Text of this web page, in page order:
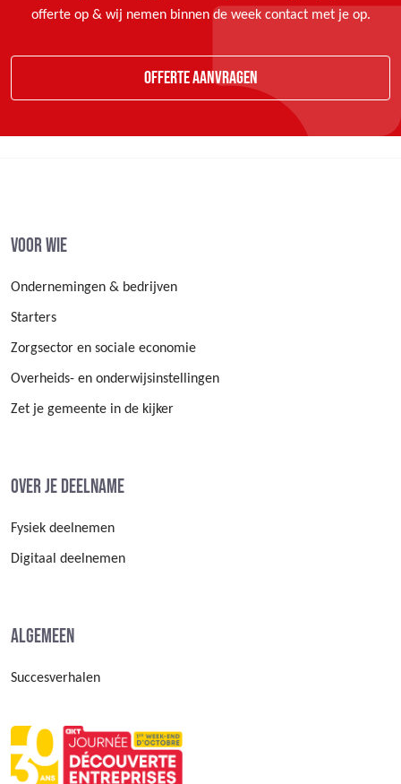
offerte op & wij nemen binnen de week contact met je op.
Offerte aanvragen
Voor wie
Ondernemingen & bedrijven
Starters
Zorgsector en sociale economie
Overheids- en onderwijsinstellingen
Zet je gemeente in de kijker
Over je deelname
Fysiek deelnemen
Digitaal deelnemen
Algemeen
Succesverhalen